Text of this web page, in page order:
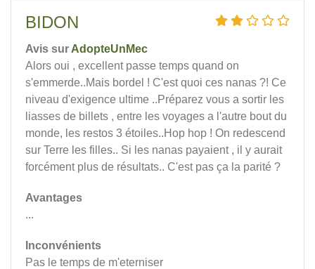
BIDON
Avis sur AdopteUnMec
Alors oui , excellent passe temps quand on
s'emmerde..Mais bordel ! C'est quoi ces nanas ?! Ce
niveau d'exigence ultime ..Préparez vous a sortir les
liasses de billets , entre les voyages a l'autre bout du
monde, les restos 3 étoiles..Hop hop ! On redescend
sur Terre les filles.. Si les nanas payaient , il y aurait
forcément plus de résultats.. C'est pas ça la parité ?
Avantages
...
Inconvénients
Pas le temps de m'eterniser